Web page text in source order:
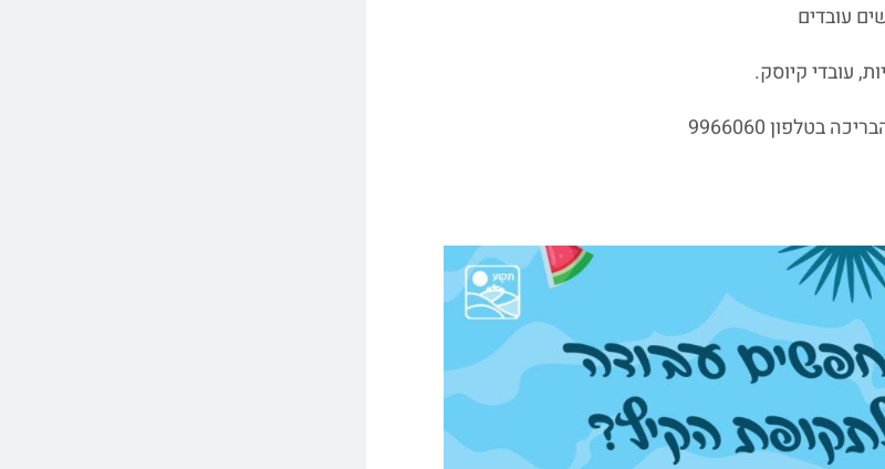
עובדים
עובדי קיוסק.
בטלפון 9966060